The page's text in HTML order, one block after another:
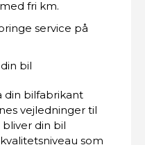
fri km.
service på
bil
din bilfabrikant
vejledninger til
din bil
som